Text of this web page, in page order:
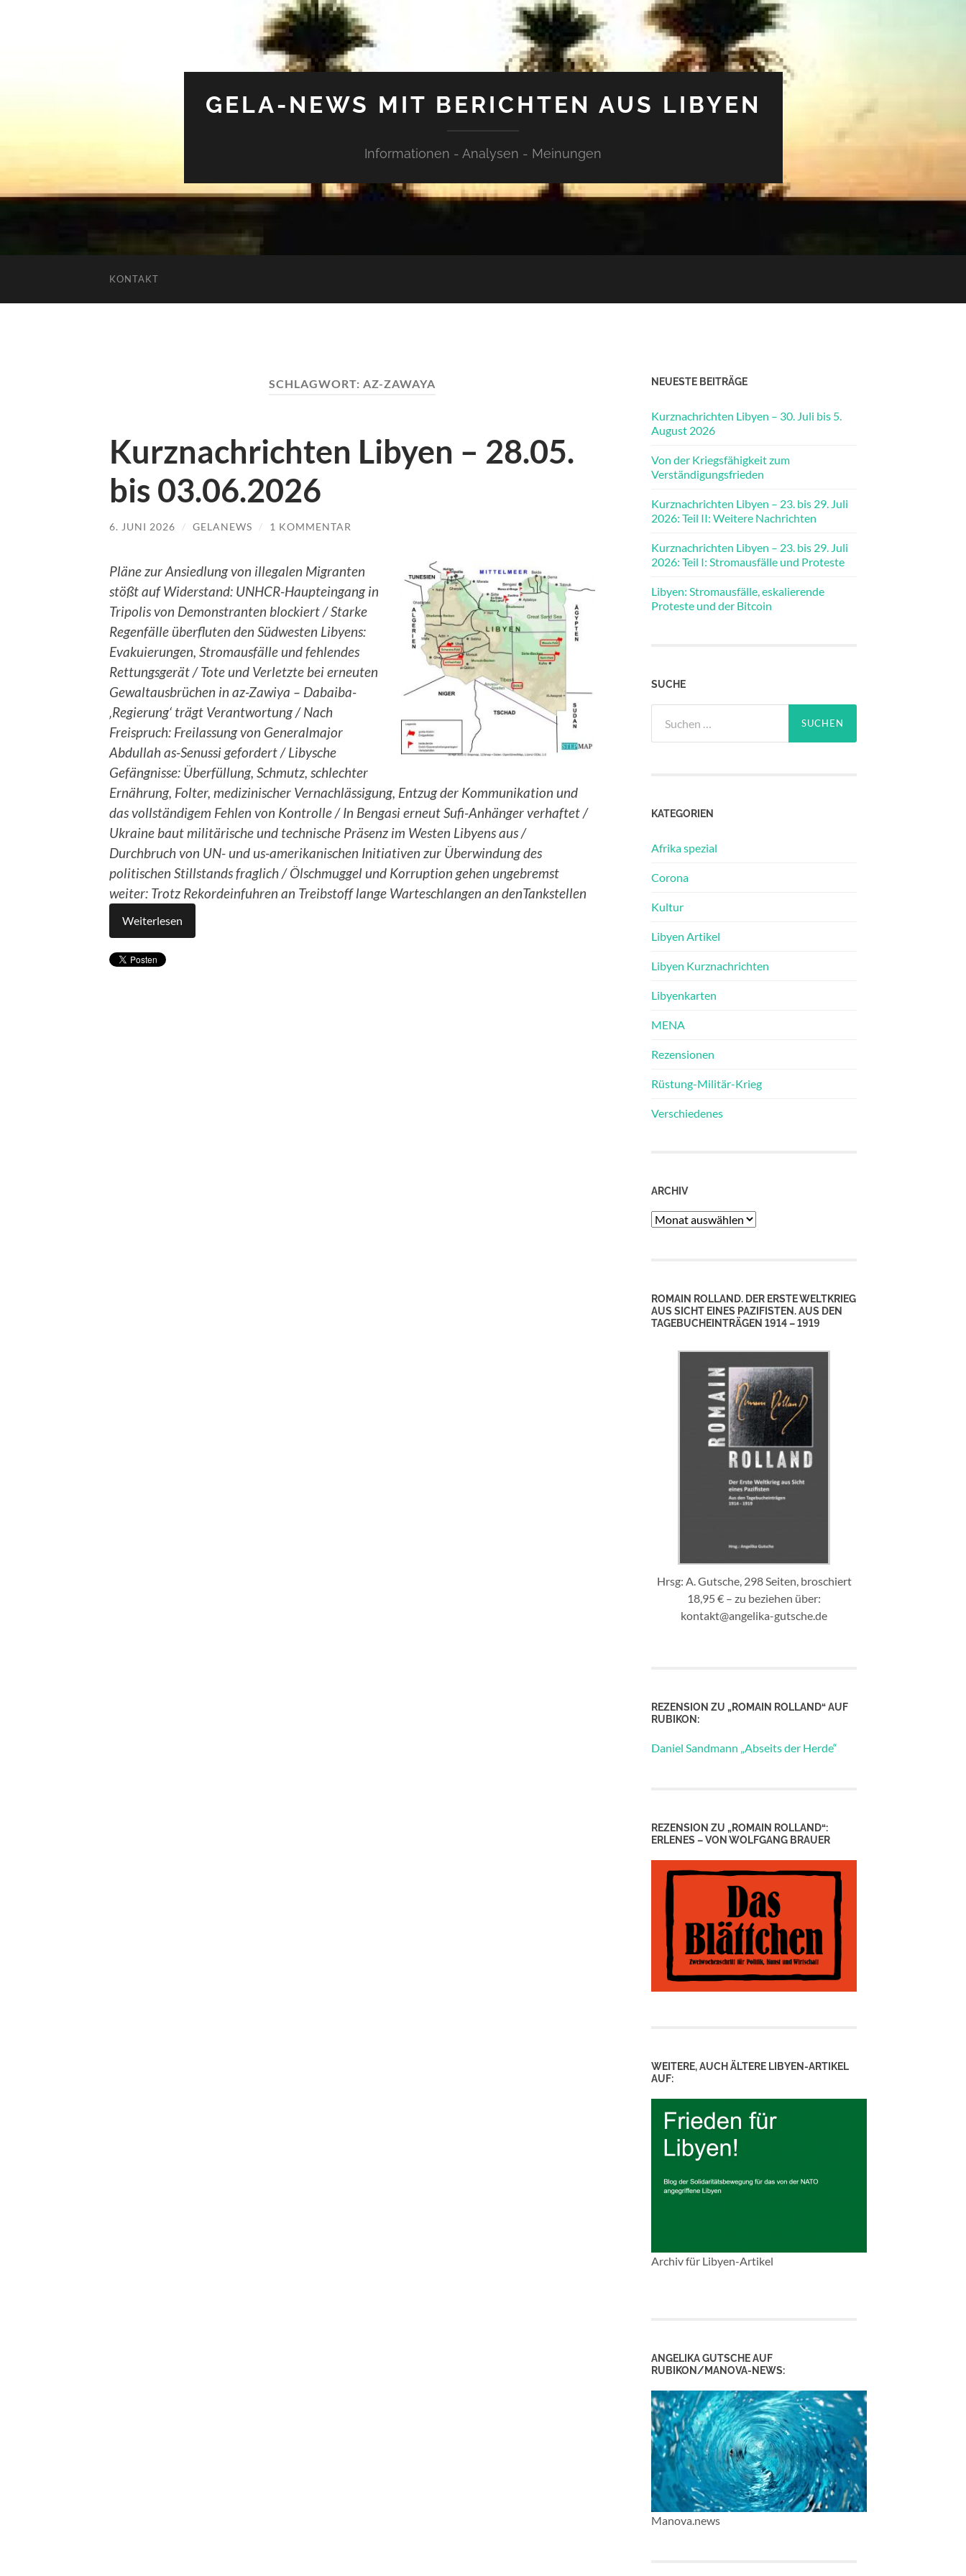
GELA-NEWS MIT BERICHTEN AUS LIBYEN
Informationen - Analysen - Meinungen
KONTAKT
SCHLAGWORT: AZ-ZAWAYA
Kurznachrichten Libyen – 28.05.
bis 03.06.2026
6. JUNI 2026 / GELANEWS / 1 KOMMENTAR
Pläne zur Ansiedlung von illegalen Migranten
stößt auf Widerstand: UNHCR-Haupteingang in
Tripolis von Demonstranten blockiert / Starke
Regenfälle überfluten den Südwesten Libyens:
Evakuierungen, Stromausfälle und fehlendes
Rettungsgerät / Tote und Verletzte bei erneuten
Gewaltausbrüchen in az-Zawiya – Dabaiba-
‚Regierung‘ trägt Verantwortung / Nach
Freispruch: Freilassung von Generalmajor
Abdullah as-Senussi gefordert / Libysche
Gefängnisse: Überfüllung, Schmutz, schlechter
Ernährung, Folter, medizinischer Vernachlässigung, Entzug der Kommunikation und
das vollständigem Fehlen von Kontrolle / In Bengasi erneut Sufi-Anhänger verhaftet /
Ukraine baut militärische und technische Präsenz im Westen Libyens aus /
Durchbruch von UN- und us-amerikanischen Initiativen zur Überwindung des
politischen Stillstands fraglich / Ölschmuggel und Korruption gehen ungebremst
weiter: Trotz Rekordeinfuhren an Treibstoff lange Warteschlangen an denTankstellen
Weiterlesen
NEUESTE BEITRÄGE
Kurznachrichten Libyen – 30. Juli bis 5.
August 2026
Von der Kriegsfähigkeit zum
Verständigungsfrieden
Kurznachrichten Libyen – 23. bis 29. Juli
2026: Teil II: Weitere Nachrichten
Kurznachrichten Libyen – 23. bis 29. Juli
2026: Teil I: Stromausfälle und Proteste
Libyen: Stromausfälle, eskalierende
Proteste und der Bitcoin
SUCHE
nach:
KATEGORIEN
Afrika spezial
Corona
Kultur
Libyen Artikel
Libyen Kurznachrichten
Libyenkarten
MENA
Rezensionen
Rüstung-Militär-Krieg
Verschiedenes
ARCHIV
Archiv
ROMAIN ROLLAND. DER ERSTE WELTKRIEG
AUS SICHT EINES PAZIFISTEN. AUS DEN
TAGEBUCHEINTRÄGEN 1914 – 1919
Hrsg: A. Gutsche, 298 Seiten, broschiert
18,95 € – zu beziehen über:
kontakt@angelika-gutsche.de
REZENSION ZU „ROMAIN ROLLAND“ AUF
RUBIKON:
Daniel Sandmann „Abseits der Herde“
REZENSION ZU „ROMAIN ROLLAND“:
ERLENES – VON WOLFGANG BRAUER
WEITERE, AUCH ÄLTERE LIBYEN-ARTIKEL
AUF:
Archiv für Libyen-Artikel
ANGELIKA GUTSCHE AUF
RUBIKON/MANOVA-NEWS:
Manova.news